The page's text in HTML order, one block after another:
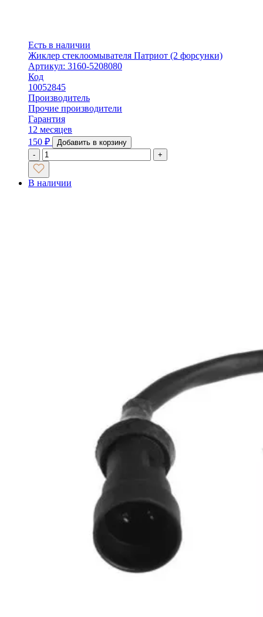
Есть в наличии
Жиклер стеклоомывателя Патриот (2 форсунки)
Артикул: 3160-5208080
Код
10052845
Производитель
Прочие производители
Гарантия
12 месяцев
150 ₽
Добавить в корзину
-
+
В наличии